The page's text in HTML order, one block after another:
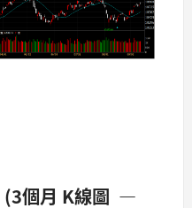
(3個月 K線圖 —